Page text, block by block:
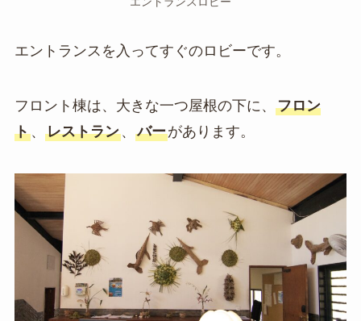
エントランスを入ってすぐのロビーです。
フロント棟は、大きな一つ屋根の下に、 フロン
ト、 レストラン、 バーがあります。